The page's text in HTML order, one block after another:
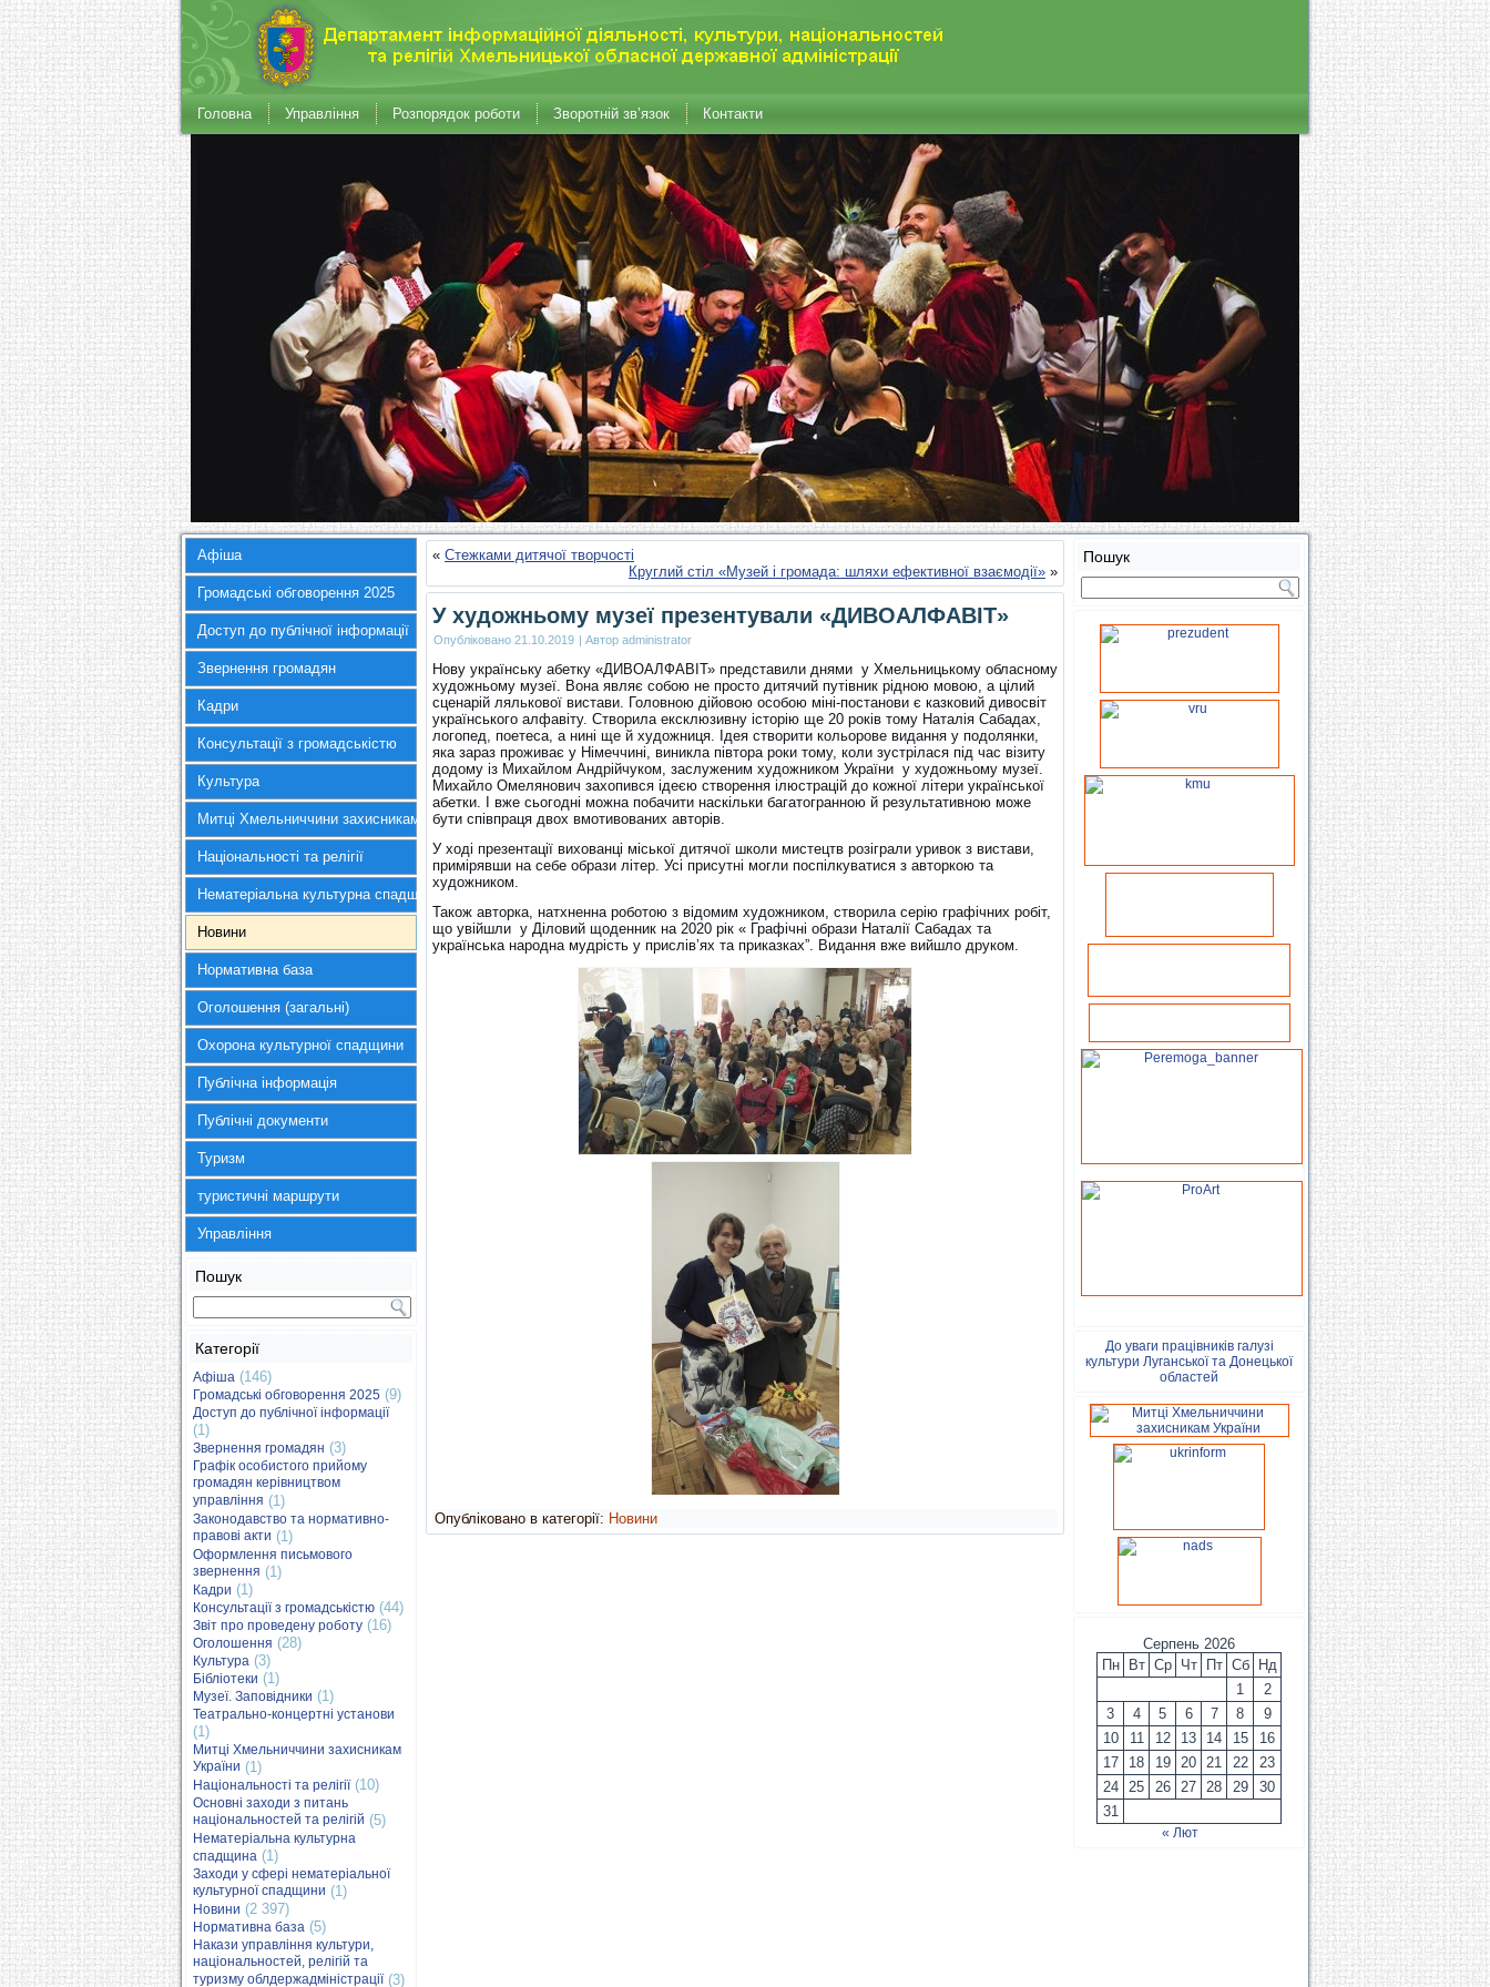
Головна Управління Розпорядок роботи Зворотній зв’язок Контакти
Афіша
Громадські обговорення 2025
Доступ до публічної інформації
Звернення громадян
Кадри
Консультації з громадськістю
Культура
Митці Хмельниччини захисникам України
Національності та релігії
Нематеріальна культурна спадщина
Новини
Нормативна база
Оголошення (загальні)
Охорона культурної спадщини
Публічна інформація
Публічні документи
Туризм
туристичні маршрути
Управління
Пошук
Категорії
Афіша (146)
Громадські обговорення 2025 (9)
Доступ до публічної інформації
(1)
Звернення громадян (3)
Графік особистого прийому
громадян керівництвом
управління (1)
Законодавство та нормативно-
правові акти (1)
Оформлення письмового
звернення (1)
Кадри (1)
Консультації з громадськістю (44)
Звіт про проведену роботу (16)
Оголошення (28)
Культура (3)
Бібліотеки (1)
Музеї. Заповідники (1)
Театрально-концертні установи
(1)
Митці Хмельниччини захисникам
України (1)
Національності та релігії(10)
Основні заходи з питань
національностей та релігій (5)
Нематеріальна культурна
спадщина (1)
Заходи у сфері нематеріальної
культурної спадщини (1)
Новини (2 397)
Нормативна база (5)
Накази управління культури,
національностей, релігій та
туризму облдержадміністрації(3)
« Стежками дитячої творчості
Круглий стіл «Музей і громада: шляхи ефективної взаємодії» »
У художньому музеї презентували «ДИВОАЛФАВІТ»
Опубліковано 21.10.2019 | Автор administrator
Нову українську абетку «ДИВОАЛФАВІТ» представили днями у Хмельницькому обласному
художньому музеї. Вона являє собою не просто дитячий путівник рідною мовою, а цілий
сценарій лялькової вистави. Головною дійовою особою міні-постанови є казковий дивосвіт
українського алфавіту. Створила ексклюзивну історію ще 20 років тому Наталія Сабадах,
логопед, поетеса, а нині ще й художниця. Ідея створити кольорове видання у подолянки,
яка зараз проживає у Німеччині, виникла півтора роки тому, коли зустрілася під час візиту
додому із Михайлом Андрійчуком, заслуженим художником України у художньому музеї.
Михайло Омелянович захопився ідеєю створення ілюстрацій до кожної літери української
абетки. І вже сьогодні можна побачити наскільки багатогранною й результативною може
бути співпраця двох вмотивованих авторів.
У ході презентації вихованці міської дитячої школи мистецтв розіграли уривок з вистави,
примірявши на себе образи літер. Усі присутні могли поспілкуватися з авторкою та
художником.
Також авторка, натхненна роботою з відомим художником, створила серію графічних робіт,
що увійшли у Діловий щоденник на 2020 рік « Графічні образи Наталії Сабадах та
українська народна мудрість у прислів’ях та приказках”. Видання вже вийшло друком.
Опубліковано в категорії: Новини
Пошук
До уваги працівників галузі
культури Луганської та Донецької
областей
Серпень 2026
Пн
Вт Ср Чт Пт Сб
Нд
1
2
3
4 5 6 7 8
9
10
11 12 13 14 15
16
17
18 19 20 21 22
23
24
25 26 27 28 29
30
31
« Лют